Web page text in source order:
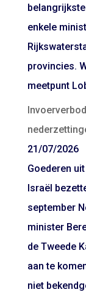
enkele
provincies.
meetpunt
21/07/2026
Goederen
Israël
september
minister
de Tweede
aan te
niet